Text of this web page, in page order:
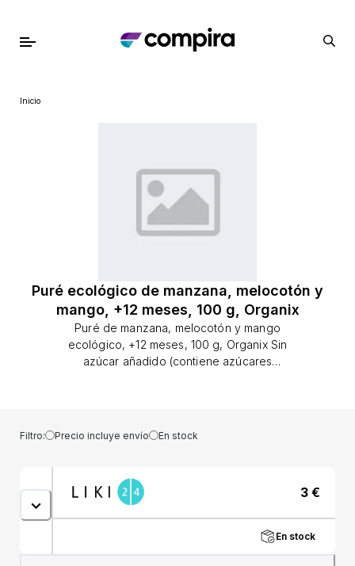
Inicio
Puré ecológico de manzana, melocotón y
mango, +12 meses, 100 g, Organix
Puré de manzana, melocotón y mango
ecológico, +12 meses, 100 g, Organix Sin
azúcar añadido (contiene azúcares
ecológico 53%, puré de melocotón
ecológico 37%, puré de mango ecológico
concentrado.País de origen:
EspañaPresentación: 100 gramos
Filtro: Precio incluye envío En stock
3 €
En stock